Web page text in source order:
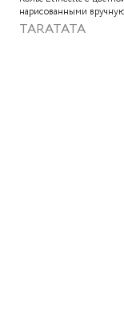
нарисованными
слюдяным порошком,
стеклянными бусинам
TARATATA